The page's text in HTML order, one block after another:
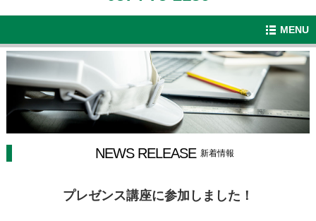
MENU
NEWS RELEASE 新着情報
プレゼンス講座に参加しました！